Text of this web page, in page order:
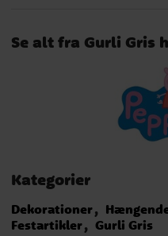
Se alt fra Gurli Gris
Kategorier
Dekorationer
Festartikler
Gurli Gris